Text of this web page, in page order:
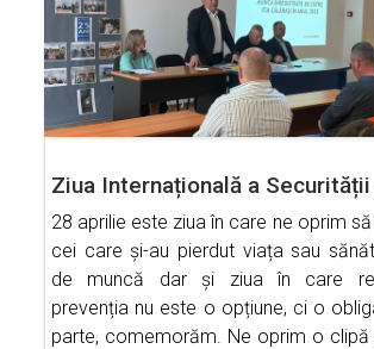
Ziua Internațională a
28 aprilie este ziua în care ne oprim
cei care și-au pierdut viața sau
de muncă dar și ziua în care
prevenția nu este o opțiune, ci o
parte, comemorăm. Ne oprim o clipă